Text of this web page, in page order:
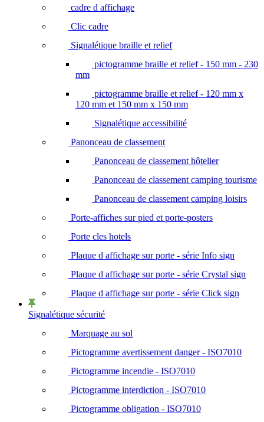
cadre d affichage
Clic cadre
Signalétique braille et relief
pictogramme braille et relief - 150 mm - 230
mm
pictogramme braille et relief - 120 mm x
120 mm et 150 mm x 150 mm
Signalétique accessibilité
Panonceau de classement
Panonceau de classement hôtelier
Panonceau de classement camping tourisme
Panonceau de classement camping loisirs
Porte-affiches sur pied et porte-posters
Porte cles hotels
Plaque d affichage sur porte - série Info sign
Plaque d affichage sur porte - série Crystal sign
Plaque d affichage sur porte - série Click sign
Signalétique sécurité
Marquage au sol
Pictogramme avertissement danger - ISO7010
Pictogramme incendie - ISO7010
Pictogramme interdiction - ISO7010
Pictogramme obligation - ISO7010